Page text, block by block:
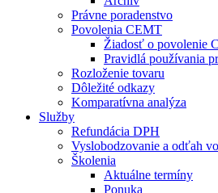
Právne poradenstvo
Povolenia CEMT
Žiadosť o povolenie
Pravidlá používania
Rozloženie tovaru
Dôležité odkazy
Komparatívna analýza
Služby
Refundácia DPH
Vyslobodzovanie a odťah
Školenia
Aktuálne termíny
Ponuka